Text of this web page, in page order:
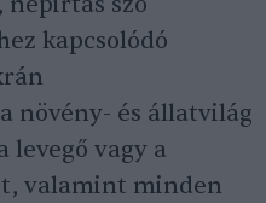
kapcsolódó
növény- és állatvilág
levegő vagy a
valamint minden